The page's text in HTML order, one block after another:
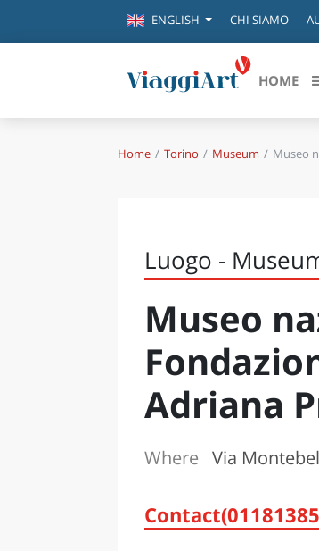
ENGLISH CHI SIAMO
HOME
Destinazioni in evidenza
FIRENZE
NAPOLI
BOLOGNA
LA SILA
IL SALENTO
RIMINI
Home Torino Museum Museo
Luogo -
Museo
Adriana
Where Via